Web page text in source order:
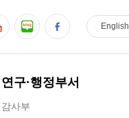
연구·행정부서
감사부
English